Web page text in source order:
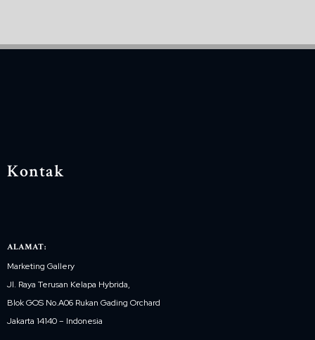
Kontak
ALAMAT:
Marketing Gallery
Jl. Raya Terusan Kelapa Hybrida,
Blok GOS No.A06 Rukan Gading Orchard
Jakarta 14140 – Indonesia